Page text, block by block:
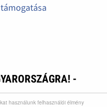
használunk felhasználói élmény
-